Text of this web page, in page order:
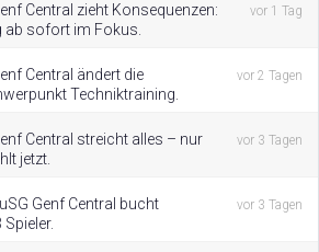
Central zieht Konsequenzen:
sofort im Fokus.
vor 1 Tag
Central ändert die
Techniktraining.
vor 2 Tagen
Central streicht alles – nur
jetzt.
vor 3 Tagen
Genf Central bucht
vor 3 Tagen